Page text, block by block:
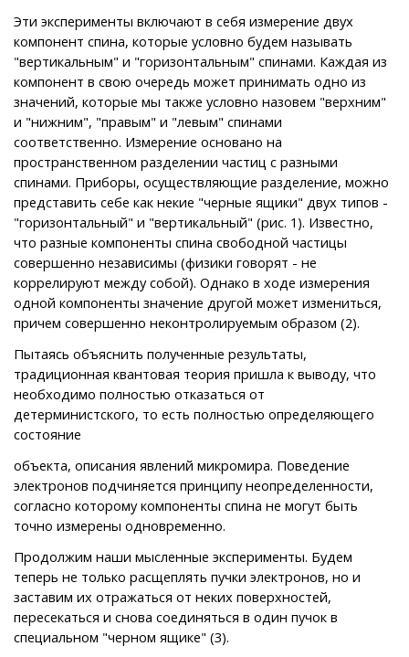
Эти эксперименты включают в себя измерение двух
компонент спина, которые условно будем называть
"вертикальным" и "горизонтальным" спинами. Каждая из
компонент в свою очередь может принимать одно из
значений, которые мы также условно назовем "верхним"
и "нижним", "правым" и "левым" спинами
соответственно. Измерение основано на
пространственном разделении частиц с разными
спинами. Приборы, осуществляющие разделение, можно
представить себе как некие "черные ящики" двух типов -
"горизонтальный" и "вертикальный" (рис. 1). Известно,
что разные компоненты спина свободной частицы
совершенно независимы (физики говорят - не
коррелируют между собой). Однако в ходе измерения
одной компоненты значение другой может измениться,
причем совершенно неконтролируемым образом (2).
Пытаясь объяснить полученные результаты,
традиционная квантовая теория пришла к выводу, что
необходимо полностью отказаться от
детерминистского, то есть полностью определяющего
состояние
объекта, описания явлений микромира. Поведение
электронов подчиняется принципу неопределенности,
согласно которому компоненты спина не могут быть
точно измерены одновременно.
Продолжим наши мысленные эксперименты. Будем
теперь не только расщеплять пучки электронов, но и
заставим их отражаться от неких поверхностей,
пересекаться и снова соединяться в один пучок в
специальном "черном ящике" (3).